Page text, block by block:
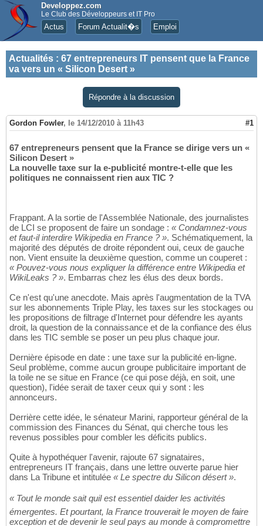
Developpez.com
Le Club des Développeurs et IT Pro
Actus Forum Actualit�s Emploi
Actualités : 67 entrepreneurs IT pensent que la France
va vers un « Silicon Desert »
Répondre à la discussion
Gordon Fowler, le 14/12/2010 à 11h43 #1
67 entrepreneurs pensent que la France se dirige vers un «
Silicon Desert »
La nouvelle taxe sur la e-publicité montre-t-elle que les
politiques ne connaissent rien aux TIC ?
Frappant. A la sortie de l'Assemblée Nationale, des journalistes
de LCI se proposent de faire un sondage : « Condamnez-vous
et faut-il interdire Wikipedia en France ? ». Schématiquement, la
majorité des députés de droite répondent oui, ceux de gauche
non. Vient ensuite la deuxième question, comme un couperet :
« Pouvez-vous nous expliquer la différence entre Wikipedia et
WikiLeaks ? ». Embarras chez les élus des deux bords.
Ce n'est qu'une anecdote. Mais après l'augmentation de la TVA
sur les abonnements Triple Play, les taxes sur les stockages ou
les propositions de filtrage d'Internet pour défendre les ayants
droit, la question de la connaissance et de la confiance des élus
dans les TIC semble se poser un peu plus chaque jour.
Dernière épisode en date : une taxe sur la publicité en-ligne.
Seul problème, comme aucun groupe publicitaire important de
la toile ne se situe en France (ce qui pose déjà, en soit, une
question), l'idée serait de taxer ceux qui y sont : les
annonceurs.
Derrière cette idée, le sénateur Marini, rapporteur général de la
commission des Finances du Sénat, qui cherche tous les
revenus possibles pour combler les déficits publics.
Quite à hypothéquer l'avenir, rajoute 67 signataires,
entrepreneurs IT français, dans une lettre ouverte parue hier
dans La Tribune et intitulée « Le spectre du Silicon désert ».
« Tout le monde sait quil est essentiel daider les activités
émergentes. Et pourtant, la France trouverait le moyen de faire
exception et de devenir le seul pays au monde à compromettre